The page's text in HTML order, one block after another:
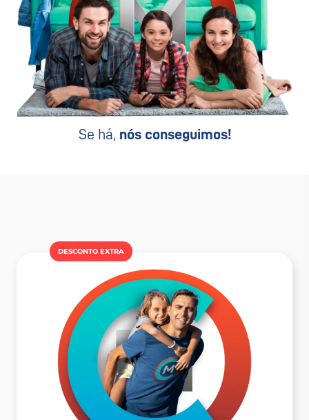
Se há, nós conseguimos!
DESCONTO EXTRA